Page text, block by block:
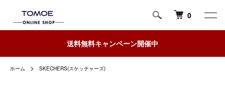
0
送料無料キャンペーン開催中
ホーム SKECHERS(スケッチャーズ)